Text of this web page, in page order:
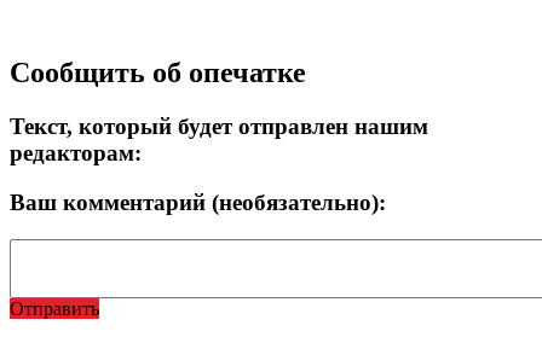
Сообщить об опечатке
Текст, который будет отправлен нашим
редакторам:
Ваш комментарий (необязательно):
Отправить